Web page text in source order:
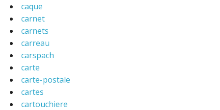
caque
carnet
carnets
carreau
carspach
carte
carte-postale
cartes
cartouchiere